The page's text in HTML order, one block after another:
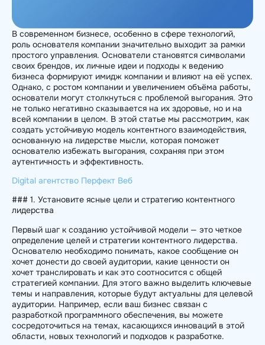
В современном бизнесе, особенно в сфере технологий,
роль основателя компании значительно выходит за рамки
простого управления. Основатели становятся символами
своих брендов, их личные идеи и подходы к ведению
бизнеса формируют имидж компании и влияют на её успех.
Однако, с ростом компании и увеличением объёма работы,
основатели могут столкнуться с проблемой выгорания. Это
не только негативно сказывается на их здоровье, но и на
всей компании в целом. В этой статье мы рассмотрим, как
создать устойчивую модель контентного взаимодействия,
основанную на лидерстве мысли, которая поможет
основателю избежать выгорания, сохраняя при этом
аутентичность и эффективность.
Digital агентство Перфект Веб
### 1. Установите ясные цели и стратегию контентного
лидерства
Первый шаг к созданию устойчивой модели — это четкое
определение целей и стратегии контентного лидерства.
Основателю необходимо понимать, какое сообщение он
хочет донести до своей аудитории, какие ценности он
хочет транслировать и как это соотносится с общей
стратегией компании. Для этого важно выделить ключевые
темы и направления, которые будут актуальны для целевой
аудитории. Например, если ваш бизнес связан с
разработкой программного обеспечения, вы можете
сосредоточиться на темах, касающихся инноваций в этой
области, новых технологий и подходов к разработке.